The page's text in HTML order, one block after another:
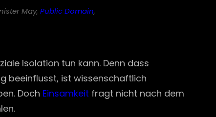
May, Public Domain,
Isolation tun kann. Denn dass
beeinflusst, ist wissenschaftlich
Doch Einsamkeit fragt nicht nach dem